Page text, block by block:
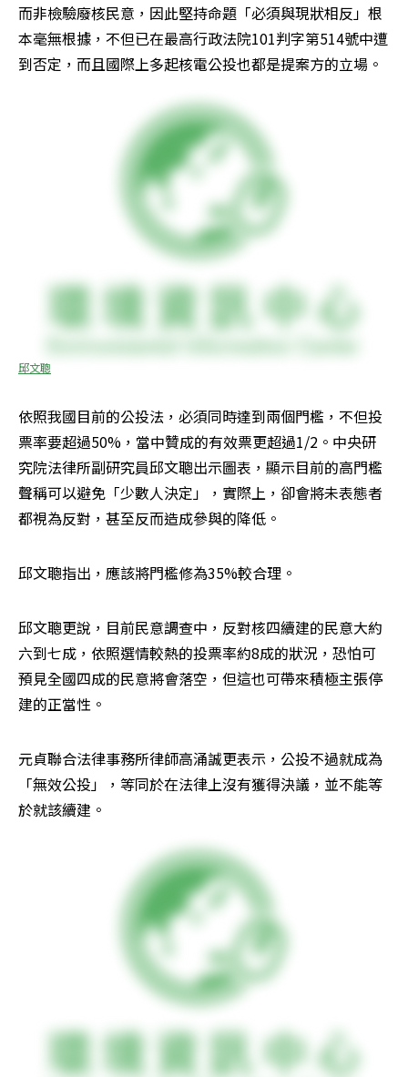
而非檢驗廢核民意，因此堅持命題「必須與現狀相反」根
本毫無根據，不但已在最高行政法院101判字第514號中遭
到否定，而且國際上多起核電公投也都是提案方的立場。
邱文聰
依照我國目前的公投法，必須同時達到兩個門檻，不但投
票率要超過50%，當中贊成的有效票更超過1/2。中央研
究院法律所副研究員邱文聰出示圖表，顯示目前的高門檻
聲稱可以避免「少數人決定」，實際上，卻會將未表態者
都視為反對，甚至反而造成參與的降低。
邱文聰指出，應該將門檻修為35%較合理。
邱文聰更說，目前民意調查中，反對核四續建的民意大約
六到七成，依照選情較熱的投票率約8成的狀況，恐怕可
預見全國四成的民意將會落空，但這也可帶來積極主張停
建的正當性。
元貞聯合法律事務所律師高涌誠更表示，公投不過就成為
「無效公投」，等同於在法律上沒有獲得決議，並不能等
於就該續建。